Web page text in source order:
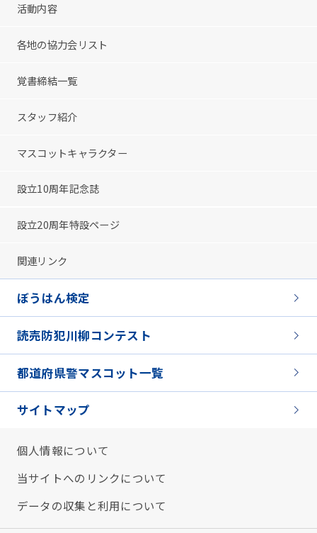
活動内容
各地の協力会リスト
覚書締結一覧
スタッフ紹介
マスコットキャラクター
設立10周年記念誌
設立20周年特設ページ
関連リンク
ぼうはん検定
読売防犯川柳コンテスト
都道府県警マスコット一覧
サイトマップ
個人情報について
当サイトへのリンクについて
データの収集と利用について